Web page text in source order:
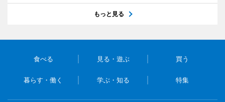
もっと見る
食べる 見る・遊ぶ 買う
暮らす・働く 学ぶ・知る 特集